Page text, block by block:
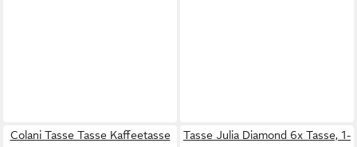
Colani Tasse Tasse Kaffeetasse
Tasse Julia Diamond 6x Tasse, 1-